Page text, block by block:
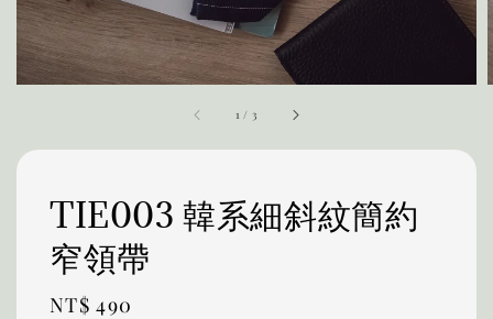
1 / 3
TIE003 韓系細斜紋簡約
窄領帶
Regular
NT$ 490